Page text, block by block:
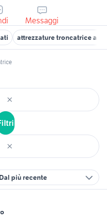
Messaggi
attrezzature troncatrice
Dal più recente